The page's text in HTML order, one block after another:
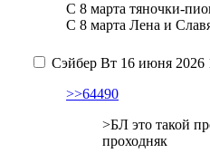
С 8 марта тяночки-
С 8 марта Лена и
Сэйбер Вт 16 июня 2026
>>64490
>БЛ это такой
проходняк